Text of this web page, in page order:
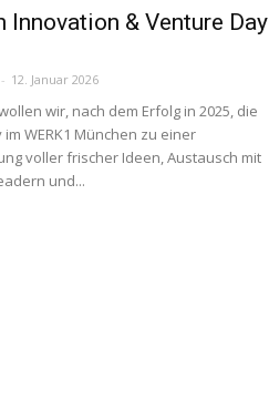
Innovation & Venture Day
- 12. Januar 2026
wir, nach dem Erfolg in 2025, die
im WERK1 München zu einer
voller frischer Ideen, Austausch mit
und...